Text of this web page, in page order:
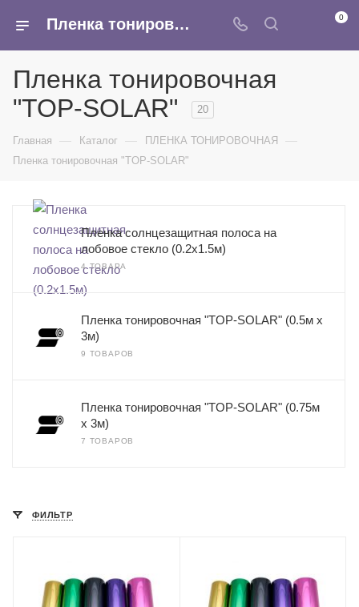
Пленка тонировочная TOP-SOLAR - купить оптом в интернет-магазине Армина 0
Пленка тонировочная
"TOP-SOLAR"
20
Главная — Каталог — ПЛЕНКА ТОНИРОВОЧНАЯ —
Пленка тонировочная "TOP-SOLAR"
Пленка солнцезащитная полоса на
лобовое стекло (0.2x1.5м)
4 ТОВАРА
Пленка тонировочная "TOP-SOLAR" (0.5м х
3м)
9 ТОВАРОВ
Пленка тонировочная "TOP-SOLAR" (0.75м
х 3м)
7 ТОВАРОВ
ФИЛЬТР